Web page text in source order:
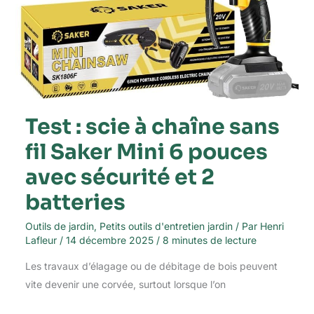
Test : scie à chaîne sans
fil Saker Mini 6 pouces
avec sécurité et 2
batteries
Outils de jardin, Petits outils d'entretien jardin/ Par Henri
Lafleur / 14 décembre 2025 / 8 minutes de lecture
Les travaux d’élagage ou de débitage de bois peuvent
vite devenir une corvée, surtout lorsque l’on
et
2
batteries